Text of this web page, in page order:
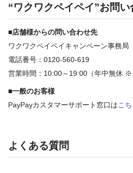
“ワクワクペイペイ”お問
■店舗様からの問い合わせ先
ワクワクペイペイキャンペーン事務局
電話番号：0120-560-619
営業時間：10:00～19:00（年中無休 ※
■一般のお客様
PayPayカスタマーサポート窓口はこち
よくある質問